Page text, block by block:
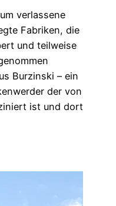
verlassene
Fabriken, die
und teilweise
Burzinski – ein
der von
ist und dort